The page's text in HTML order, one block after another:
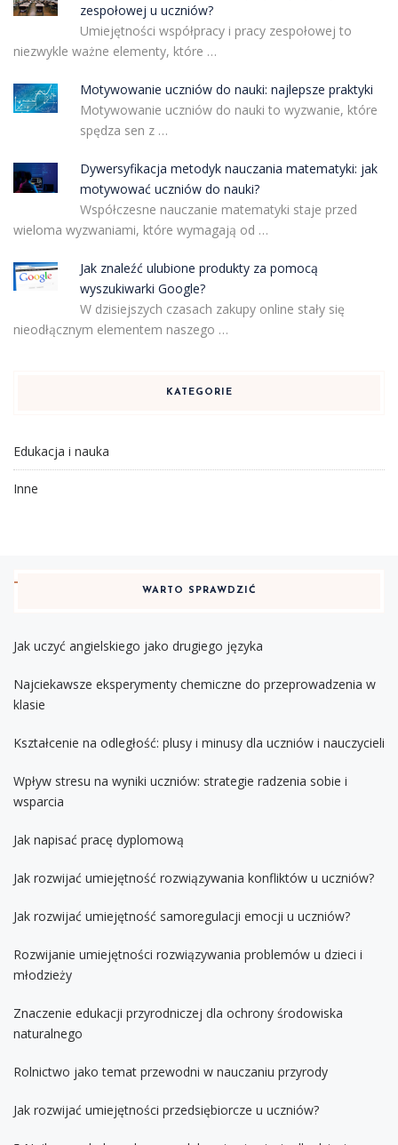
zespołowej u uczniów?
Umiejętności współpracy i pracy zespołowej to
niezwykle ważne elementy, które …
Motywowanie uczniów do nauki: najlepsze praktyki
Motywowanie uczniów do nauki to wyzwanie, które
spędza sen z …
Dywersyfikacja metodyk nauczania matematyki: jak
motywować uczniów do nauki?
Współczesne nauczanie matematyki staje przed
wieloma wyzwaniami, które wymagają od …
Jak znaleźć ulubione produkty za pomocą
wyszukiwarki Google?
W dzisiejszych czasach zakupy online stały się
nieodłącznym elementem naszego …
KATEGORIE
Edukacja i nauka
Inne
WARTO SPRAWDZIĆ
Jak uczyć angielskiego jako drugiego języka
Najciekawsze eksperymenty chemiczne do przeprowadzenia w
klasie
Kształcenie na odległość: plusy i minusy dla uczniów i nauczycieli
Wpływ stresu na wyniki uczniów: strategie radzenia sobie i
wsparcia
Jak napisać pracę dyplomową
Jak rozwijać umiejętność rozwiązywania konfliktów u uczniów?
Jak rozwijać umiejętność samoregulacji emocji u uczniów?
Rozwijanie umiejętności rozwiązywania problemów u dzieci i
młodzieży
Znaczenie edukacji przyrodniczej dla ochrony środowiska
naturalnego
Rolnictwo jako temat przewodni w nauczaniu przyrody
Jak rozwijać umiejętności przedsiębiorcze u uczniów?